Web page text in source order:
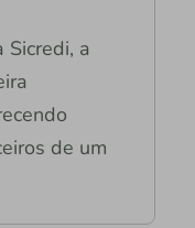
Sicredi, a
de um